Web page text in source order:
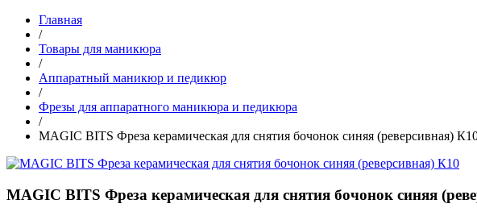
Главная
/
Товары для маникюра
/
Аппаратный маникюр и педикюр
/
Фрезы для аппаратного маникюра и педикюра
/
MAGIC BITS Фреза керамическая для снятия бочонок синяя (реверсивная)
MAGIC BITS Фреза керамическая для снятия бочонок синяя